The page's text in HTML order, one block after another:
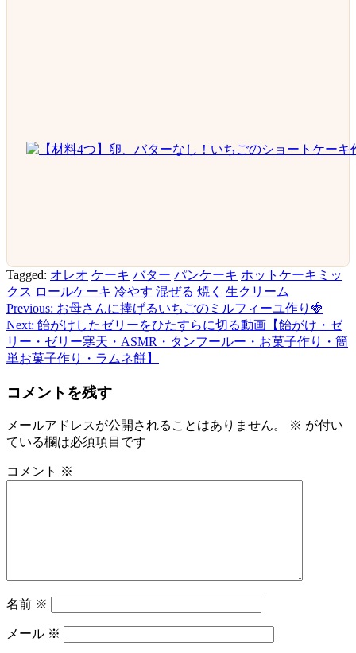
Tagged: オレオ ケーキ バター パンケーキ ホットケーキミッ
クス ロールケーキ 冷やす 混ぜる 焼く 生クリーム
投
稿
ナ
ビ
ー
シ
Previous: お母さんに捧げるいちごのミルフィーユ作り🍓
Next: 飴がけしたゼリーをひたすらに切る動画【飴がけ・ゼ
リー・ゼリー寒天・ASMR・タンフールー・お菓子作り・簡
単お菓子作り・ラムネ餅】
コメントを残す
メールアドレスが公開されることはありません。 ※ が付い
ている欄は必須項目です
コメント ※
名前 ※
メール ※